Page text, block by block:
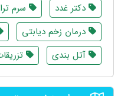
دکتر غدد سرم
درمان زخم دیابتی
آتل بندی